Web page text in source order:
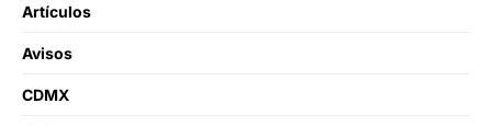
Artículos
Avisos
CDMX